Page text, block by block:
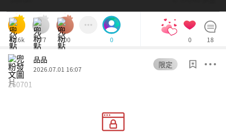
42.6k 777 700 0 0 18
品品
2026.07.01 16:07
限定
260701